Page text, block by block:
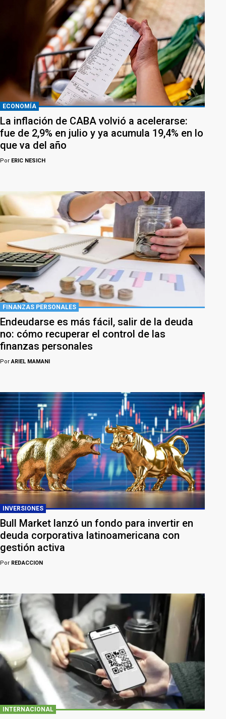
ECONOMÍA
La inflación de CABA volvió a acelerarse:
fue de 2,9% en julio y ya acumula 19,4% en lo
que va del año
Por ERIC NESICH
FINANZAS PERSONALES
Endeudarse es más fácil, salir de la deuda
no: cómo recuperar el control de las
finanzas personales
PorARIEL MAMANI
INVERSIONES
Bull Market lanzó un fondo para invertir en
deuda corporativa latinoamericana con
gestión activa
Por REDACCION
INTERNACIONAL